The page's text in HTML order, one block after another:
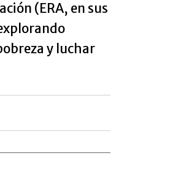
(ERA, en sus
y luchar